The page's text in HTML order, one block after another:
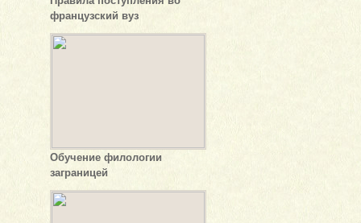
французский вуз
Обучение филологии
заграницей